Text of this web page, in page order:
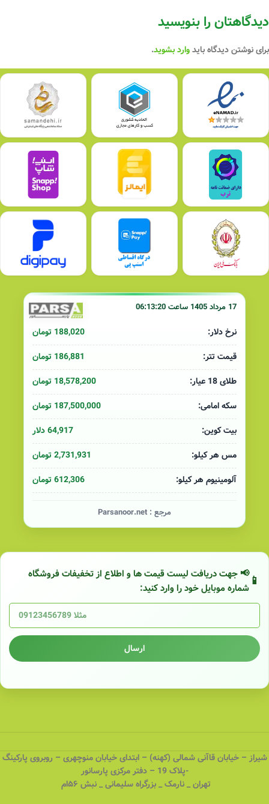
دیدگاهتان را بنویسید
برای نوشتن دیدگاه بایدوارد بشوید.
17 مرداد 1405 ساعت 06:13:20
نرخ دلار:
188,020 تومان
قیمت تتر:
186,881 تومان
طلای 18 عیار:
18,578,200 تومان
سکه امامی:
187,500,000 تومان
بیت کوین:
64,917 دلار
مس هر کیلو:
2,731,931 تومان
آلومینیوم هر کیلو:
612,306 تومان
مرجع : Parsanoor.net
📢 جهت دریافت لیست قیمت ها و اطلاع از تخفیفات فروشگاه
شماره موبایل خود را وارد کنید:
ارسال
شیراز – خیابان قاآنی شمالی (کهنه) – ابتدای خیابان منوچهری – روبروی پارکینگ
-پلاک 19 – دفتر مرکزی پارسانور
تهران _ نارمک _ بزرگراه سلیمانی _ نبش ۵۶ام